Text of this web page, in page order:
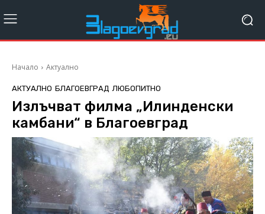
Начало Актуално
АКТУАЛНО БЛАГОЕВГРАД ЛЮБОПИТНО
Излъчват филма „Илинденски
камбани“ в Благоевград